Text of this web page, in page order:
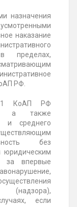
назначения
наказание
пределах,
РФ.
КоАП РФ
а также
и среднего
без
юридическим
за впервые
(надзора),
если